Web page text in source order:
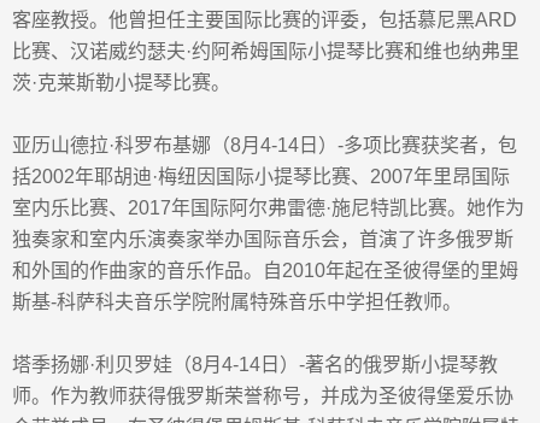
客座教授。他曾担任主要国际比赛的评委，包括慕尼黑ARD
比赛、汉诺威约瑟夫·约阿希姆国际小提琴比赛和维也纳弗里
茨·克莱斯勒小提琴比赛。
亚历山德拉·科罗布基娜 （8月 4-14 日） -多项比赛获奖者，包
括2002年耶胡迪·梅纽因国际小提琴比赛、 2007年里昂国际
室内乐比赛、 2017年国际阿尔弗雷德·施尼特凯比赛。她作为
独奏家和室内乐演奏家举办国际音乐会，首演了许多俄罗斯
和外国的作曲家的音乐作品。自2010年起在圣彼得堡的里姆
斯基-科萨科夫音乐学院附属特殊音乐中学担任教师。
塔季扬娜·利贝罗娃 （8月 4-14 日） -著名的俄罗斯小提琴教
师。作为教师获得俄罗斯荣誉称号，并成为圣彼得堡爱乐协